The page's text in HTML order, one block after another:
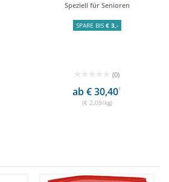
Speziell für Senioren
SPARE BIS € 3,-
(0)
ab € 30,401
(€ 2,09/kg)